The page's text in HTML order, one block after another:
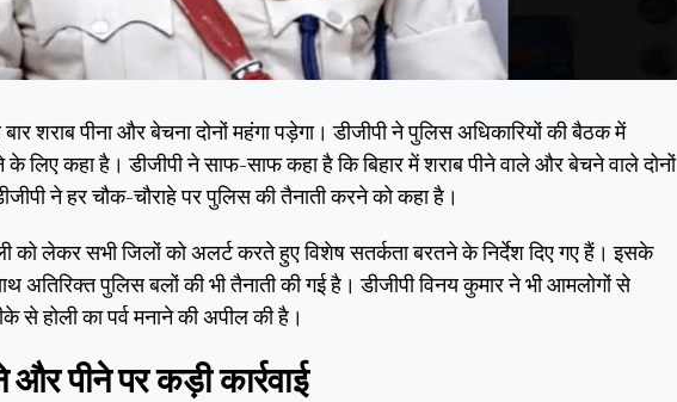
शराब पीना और बेचना दोनों महंगा पड़ेगा। डीजीपी ने पुलिस अधिकारियों की बैठक में
लिए कहा है। डीजीपी ने साफ-साफ कहा है कि बिहार में शराब पीने वाले और बेचने वाले दोनों
ने हर चौक-चौराहे पर पुलिस की तैनाती करने को कहा है।
को लेकर सभी जिलों को अलर्ट करते हुए विशेष सतर्कता बरतने के निर्देश दिए गए हैं। इसके
अतिरिक्त पुलिस बलों की भी तैनाती की गई है। डीजीपी विनय कुमार ने भी आमलोगों से
से होली का पर्व मनाने की अपील की है।
और पीने पर कड़ी कार्रवाई